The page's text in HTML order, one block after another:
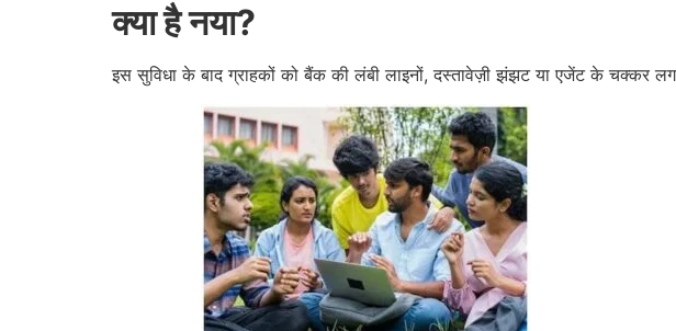
क्या है नया?
इस सुविधा के बाद ग्राहकों को बैंक की लंबी लाइनों, दस्तावेज़ी झंझट या एजेंट के चक्कर